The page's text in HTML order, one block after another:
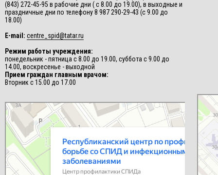
(843) 272-45-95 в рабочие дни ( с 8.00 до 19.00), в выходные и
праздничные дни по телефону 8 987 290-29-43 (с 9.00 до
18.00)
E-mail: centre_spid@tatar.ru
Режим работы учреждения:
понедельник - пятница с 8.00 до 19.00, суббота с 9.00 до
14.00, воскресенье - выходной
Прием граждан главным врачом:
Вторник с 15.00 до 17.00
Республиканский центр по профилактике и борьбе со СПИД и
инфекционными заболеваниями
Центр профилактики СПИДа в Казани
СПИД-
Центр